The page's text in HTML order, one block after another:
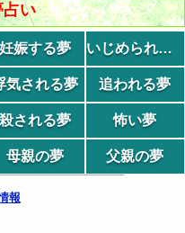
占い
妊娠する夢 いじめられる夢
気される夢 追われる夢
殺される夢 怖い夢
母親の夢 父親の夢
報